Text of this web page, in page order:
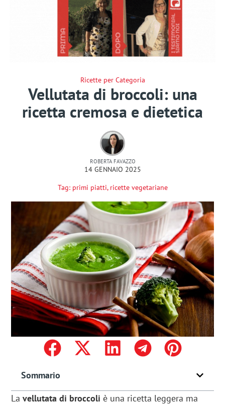
Ricette per Categoria
Vellutata di broccoli: una
ricetta cremosa e dietetica
ROBERTA FAVAZZO
14 GENNAIO 2025
Tag: primi piatti, ricette vegetariane
Sommario
Lavellutata di broccoli è una ricetta leggera ma